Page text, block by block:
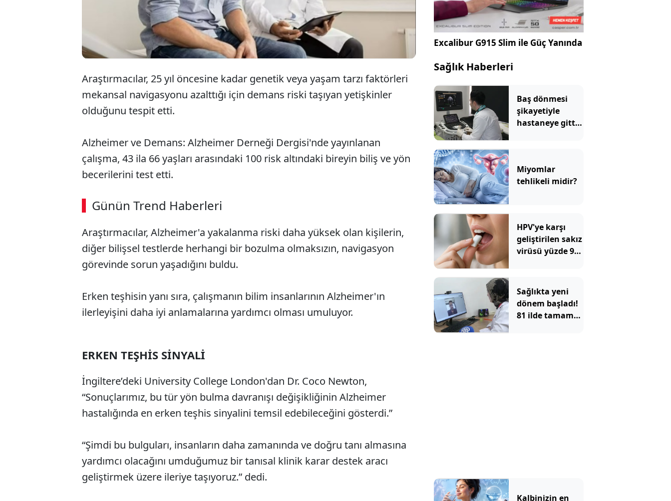
Araştırmacılar, 25 yıl öncesine kadar genetik veya yaşam tarzı faktörleri
mekansal navigasyonu azalttığı için demans riski taşıyan yetişkinler
olduğunu tespit etti.
Alzheimer ve Demans: Alzheimer Derneği Dergisi'nde yayınlanan
çalışma, 43 ila 66 yaşları arasındaki 100 risk altındaki bireyin biliş ve yön
becerilerini test etti.
Günün Trend Haberleri
Araştırmacılar, Alzheimer'a yakalanma riski daha yüksek olan kişilerin,
diğer bilişsel testlerde herhangi bir bozulma olmaksızın, navigasyon
görevinde sorun yaşadığını buldu.
Erken teşhisin yanı sıra, çalışmanın bilim insanlarının Alzheimer'ın
ilerleyişini daha iyi anlamalarına yardımcı olması umuluyor.
ERKEN TEŞHİS SİNYALİ
İngiltere’deki University College London'dan Dr. Coco Newton,
“Sonuçlarımız, bu tür yön bulma davranışı değişikliğinin Alzheimer
hastalığında en erken teşhis sinyalini temsil edebileceğini gösterdi.”
“Şimdi bu bulguları, insanların daha zamanında ve doğru tanı almasına
yardımcı olacağını umduğumuz bir tanısal klinik karar destek aracı
geliştirmek üzere ileriye taşıyoruz.” dedi.
Excalibur G915 Slim ile Güç Yanında
Sağlık Haberleri
Baş dönmesi
şikayetiyle
hastaneye gitti:
Miyomlar
tehlikeli midir?
HPV'ye karşı
geliştirilen sakız
virüsü yüzde 93
Sağlıkta yeni
dönem başladı!
81 ilde tamamen
Kalbinizin en